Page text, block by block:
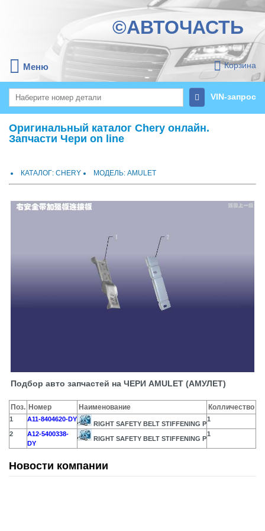
©АВТОЧАСТЬ
Меню Корзина
VIN-запрос
Оригинальный каталог Chery онлайн.
Запчасти Чери on line
КАТАЛОГ: CHERY МОДЕЛЬ: AMULET
Подбор авто запчастей на ЧЕРИ AMULET (АМУЛЕТ)
Поз. Номер Наименование Колличество
1 A11-8404620-DY
RIGHT SAFETY BELT STIFFENING P
1
2
A12-5400338-
DY
RIGHT SAFETY BELT STIFFENING P
1
Новости компании